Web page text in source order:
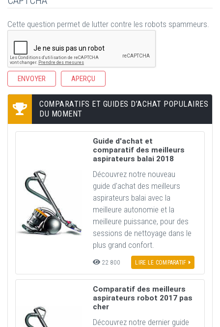
Cette question permet de lutter contre les robots spammeurs.
COMPARATIFS ET GUIDES D’ACHAT POPULAIRES
DU MOMENT
Guide d'achat et
comparatif des meilleurs
aspirateurs balai 2018
Découvrez notre nouveau
guide d'achat des meilleurs
aspirateurs balai avec la
meilleure autonomie et la
meilleure puissance, pour des
sessions de nettoyage dans le
plus grand confort.
22 800 LIRE LE COMPARATIF
Comparatif des meilleurs
aspirateurs robot 2017 pas
cher
Découvrez notre dernier guide